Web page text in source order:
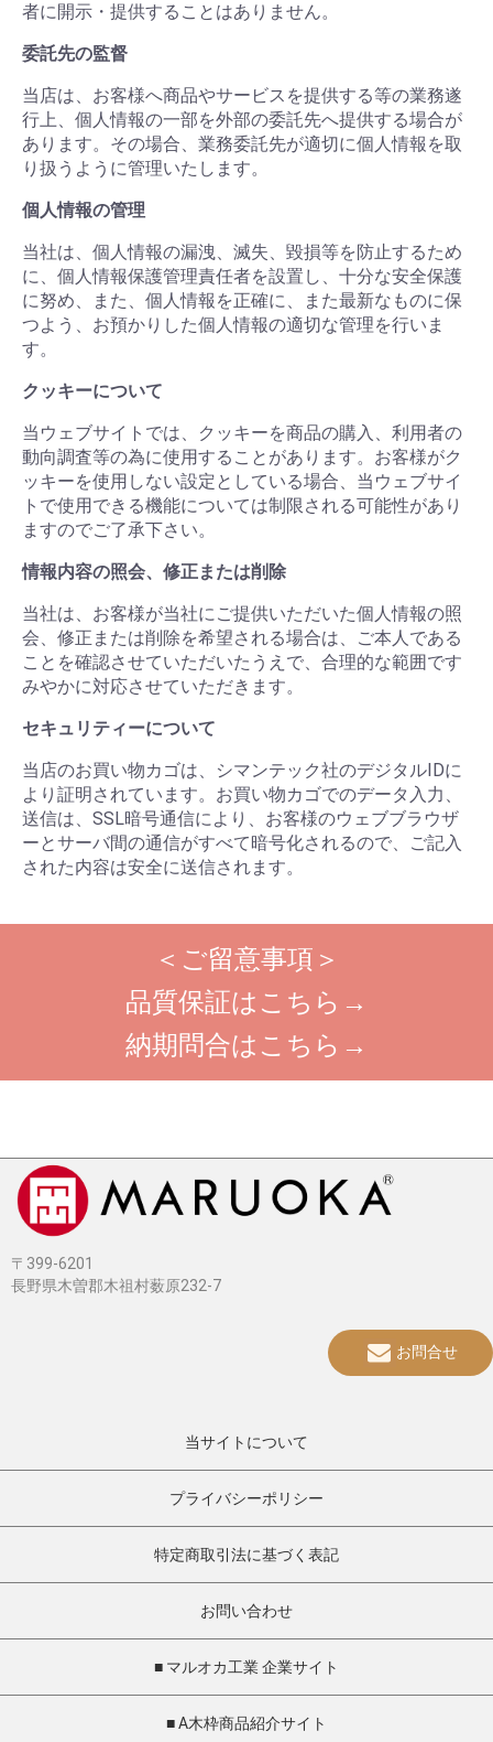
者に開示・提供することはありません。
委託先の監督
当店は、お客様へ商品やサービスを提供する等の業務遂
行上、個人情報の一部を外部の委託先へ提供する場合が
あります。その場合、業務委託先が適切に個人情報を取
り扱うように管理いたします。
個人情報の管理
当社は、個人情報の漏洩、滅失、毀損等を防止するため
に、個人情報保護管理責任者を設置し、十分な安全保護
に努め、また、個人情報を正確に、また最新なものに保
つよう、お預かりした個人情報の適切な管理を行いま
す。
クッキーについて
当ウェブサイトでは、クッキーを商品の購入、利用者の
動向調査等の為に使用することがあります。お客様がク
ッキーを使用しない設定としている場合、当ウェブサイ
トで使用できる機能については制限される可能性があり
ますのでご了承下さい。
情報内容の照会、修正または削除
当社は、お客様が当社にご提供いただいた個人情報の照
会、修正または削除を希望される場合は、ご本人である
ことを確認させていただいたうえで、合理的な範囲です
みやかに対応させていただきます。
セキュリティーについて
当店のお買い物カゴは、シマンテック社のデジタルIDに
より証明されています。お買い物カゴでのデータ入力、
送信は、SSL暗号通信により、お客様のウェブブラウザ
ーとサーバ間の通信がすべて暗号化されるので、ご記入
された内容は安全に送信されます。
＜ご留意事項＞
品質保証はこちら→
納期問合はこちら→
〒399-6201
長野県木曽郡木祖村薮原232-7
お問合せ
当サイトについて
プライバシーポリシー
特定商取引法に基づく表記
お問い合わせ
■ マルオカ工業 企業サイト
■ A木枠商品紹介サイト